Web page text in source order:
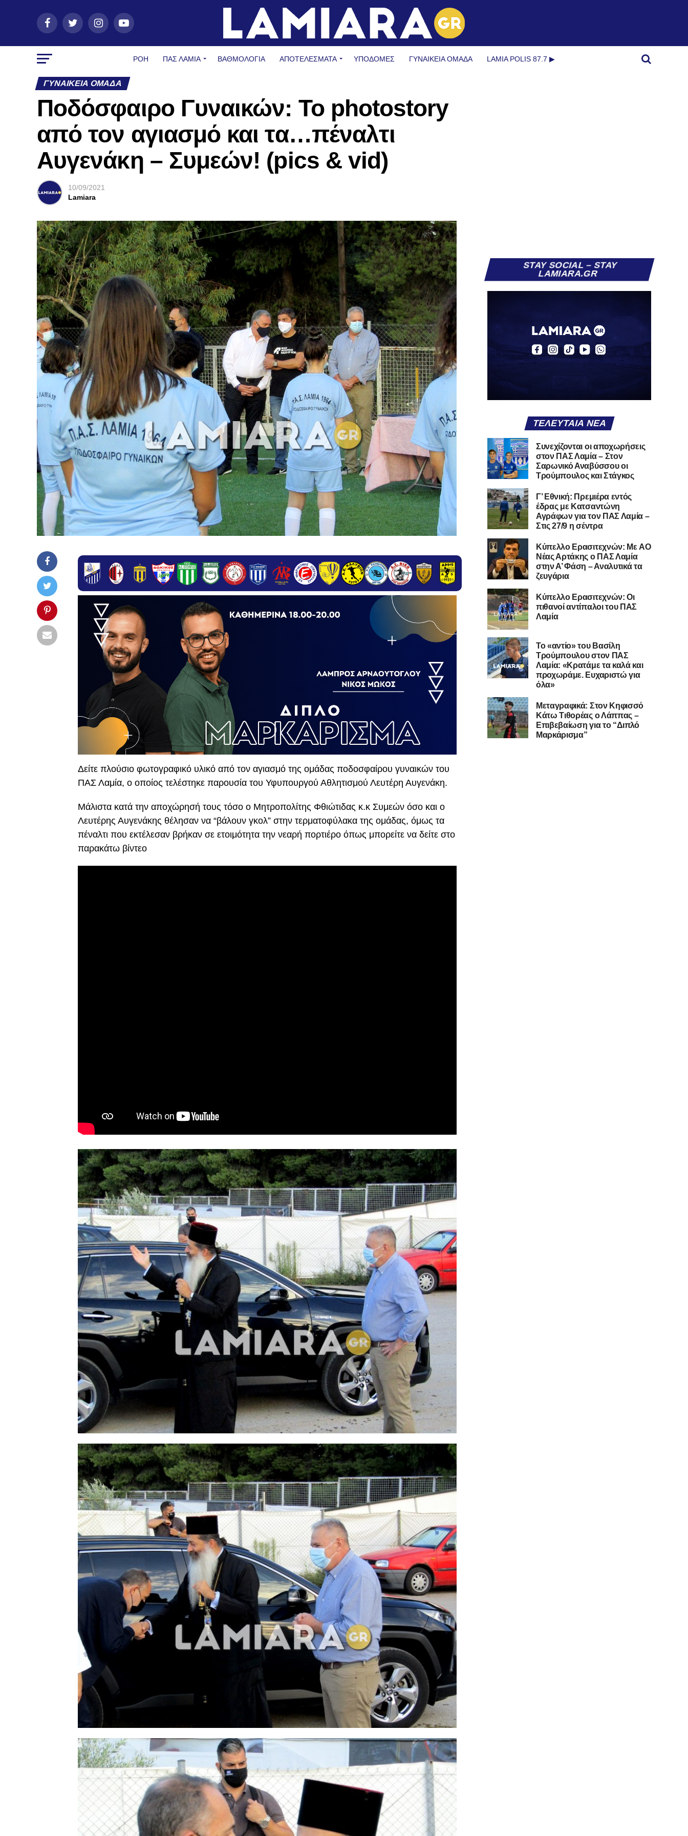
ΡΟΗ ΠΑΣ ΛΑΜΊΑ ΒΑΘΜΟΛΟΓΙΑ ΑΠΟΤΕΛΕΣΜΑΤΑ ΥΠΟΔΟΜΈΣ ΓΥΝΑΙΚΕΊΑ ΟΜΆΔΑ LAMIA POLIS 87.7 ▶︎
ΓΥΝΑΙΚΕΊΑ ΟΜΆΔΑ
Ποδόσφαιρο Γυναικών: Το photostory
από τον αγιασμό και τα…πέναλτι
Αυγενάκη – Συμεών! (pics & vid)
10/09/2021
Lamiara
Δείτε πλούσιο φωτογραφικό υλικό από τον αγιασμό της ομάδας ποδοσφαίρου γυναικών του
ΠΑΣ Λαμία, ο οποίος τελέστηκε παρουσία του Υφυπουργού Αθλητισμού Λευτέρη Αυγενάκη.
Μάλιστα κατά την αποχώρησή τους τόσο ο Μητροπολίτης Φθιώτιδας κ.κ Συμεών όσο και ο
Λευτέρης Αυγενάκης θέλησαν να “βάλουν γκολ” στην τερματοφύλακα της ομάδας, όμως τα
πέναλτι που εκτέλεσαν βρήκαν σε ετοιμότητα την νεαρή πορτιέρο όπως μπορείτε να δείτε στο
παρακάτω βίντεο
STAY SOCIAL – STAY
LAMIARA.GR
ΤΕΛΕΥΤΑΊΑ ΝΈΑ
Συνεχίζονται οι αποχωρήσεις
στον ΠΑΣ Λαμία – Στον
Σαρωνικό Αναβύσσου οι
Τρούμπουλος και Στάγκος
Γ’ Εθνική: Πρεμιέρα εντός
έδρας με Κατσαντώνη
Αγράφων για τον ΠΑΣ Λαμία –
Στις 27/9 η σέντρα
Kύπελλο Ερασιτεχνών: Με AO
Nέας Αρτάκης ο ΠΑΣ Λαμία
στην Α’ Φάση – Αναλυτικά τα
ζευγάρια
Κύπελλο Ερασιτεχνών: Οι
πιθανοί αντίπαλοι του ΠΑΣ
Λαμία
Το «αντίο» του Βασίλη
Τρούμπουλου στον ΠΑΣ
Λαμία: «Κρατάμε τα καλά και
προχωράμε. Ευχαριστώ για
όλα»
Μεταγραφικά: Στον Κηφισσό
Κάτω Τιθορέας ο Λάππας –
Επιβεβαίωση για το “Διπλό
Μαρκάρισμα”